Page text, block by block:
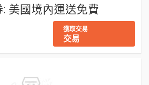
美國境內運送免費
獲取交易
交易